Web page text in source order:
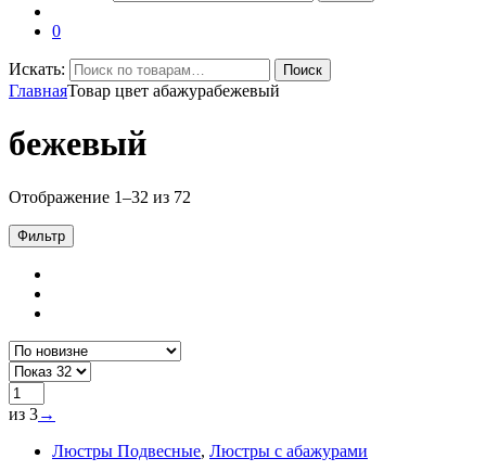
0
Искать: Поиск
ГлавнаяТовар цвет абажурабежевый
бежевый
Отображение 1–32 из 72
Фильтр
из 3→
Люстры Подвесные, Люстры с абажурами